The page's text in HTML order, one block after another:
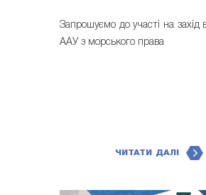
Запрошуємо до участі на захід
ААУ з морського права
ЧИТАТИ ДАЛІ